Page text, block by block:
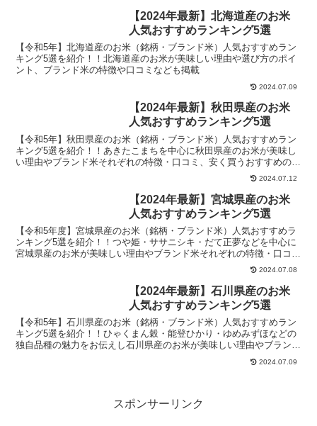
【2024年最新】北海道産のお米
人気おすすめランキング5選
【令和5年】北海道産のお米（銘柄・ブランド米）人気おすすめラン
キング5選を紹介！！北海道産のお米が美味しい理由や選び方のポイ
ント、ブランド米の特徴や口コミなども掲載
2024.07.09
【2024年最新】秋田県産のお米
人気おすすめランキング5選
【令和5年】秋田県産のお米（銘柄・ブランド米）人気おすすめラン
キング5選を紹介！！あきたこまちを中心に秋田県産のお米が美味し
い理由やブランド米それぞれの特徴・口コミ、安く買うおすすめの方
2024.07.12
【2024年最新】宮城県産のお米
人気おすすめランキング5選
【令和5年度】宮城県産のお米（銘柄・ブランド米）人気おすすめラ
ンキング5選を紹介！！つや姫・ササニシキ・だて正夢などを中心に
宮城県産のお米が美味しい理由やブランド米それぞれの特徴・口コ
2024.07.08
【2024年最新】石川県産のお米
人気おすすめランキング5選
【令和5年】石川県産のお米（銘柄・ブランド米）人気おすすめラン
キング5選を紹介！！ひゃくまん穀・能登ひかり・ゆめみずほなどの
独自品種の魅力をお伝えし石川県産のお米が美味しい理由やブランド
米それぞれの特徴・口コミ、安く買うおすすめの方法なども掲載2024.07.09
スポンサーリンク